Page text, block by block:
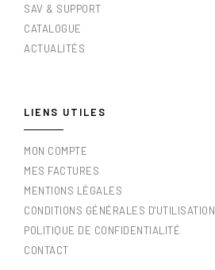
SAV & SUPPORT
CATALOGUE
ACTUALITÉS
LIENS UTILES
MON COMPTE
MES FACTURES
MENTIONS LÉGALES
CONDITIONS GÉNÉRALES D'UTILISATION
POLITIQUE DE CONFIDENTIALITÉ
CONTACT